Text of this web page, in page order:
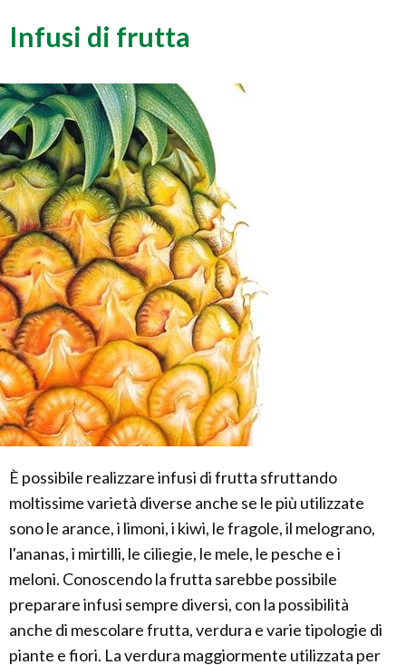
Infusi di frutta
È possibile realizzare infusi di frutta sfruttando
moltissime varietà diverse anche se le più utilizzate
sono le arance, i limoni, i kiwi, le fragole, il melograno,
l'ananas, i mirtilli, le ciliegie, le mele, le pesche e i
meloni. Conoscendo la frutta sarebbe possibile
preparare infusi sempre diversi, con la possibilità
anche di mescolare frutta, verdura e varie tipologie di
piante e fiori. La verdura maggiormente utilizzata per